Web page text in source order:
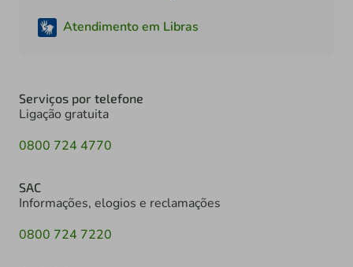
Atendimento em Libras
Serviços por telefone
Ligação gratuita
0800 724 4770
SAC
Informações, elogios e reclamações
0800 724 7220